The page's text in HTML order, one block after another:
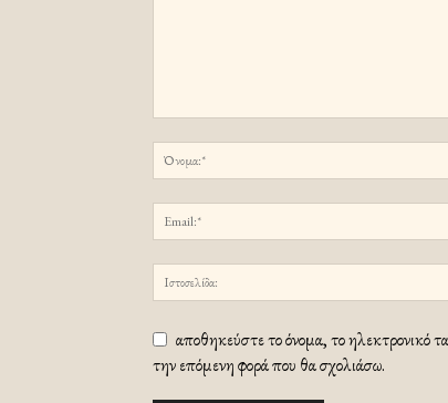
αποθηκεύστε το όνομα, το ηλεκτρονικό
την επόμενη φορά που θα σχολιάσω.